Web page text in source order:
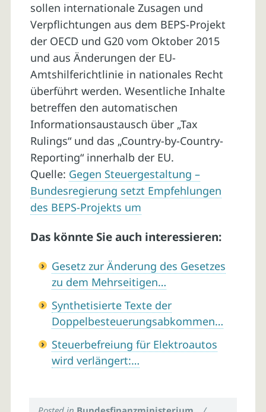
sollen internationale Zusagen und
Verpflichtungen aus dem BEPS-Projekt
der OECD und G20 vom Oktober 2015
und aus Änderungen der EU-
Amtshilferichtlinie in nationales Recht
überführt werden. Wesentliche Inhalte
betreffen den automatischen
Informationsaustausch über „Tax
Rulings“ und das „Country-by-Country-
Reporting“ innerhalb der EU.
Quelle: Gegen Steuergestaltung –
Bundesregierung setzt Empfehlungen
des BEPS-Projekts um
Das könnte Sie auch interessieren:
Gesetz zur Änderung des Gesetzes
zu dem Mehrseitigen…
Synthetisierte Texte der
Doppelbesteuerungsabkommen…
Steuerbefreiung für Elektroautos
wird verlängert:…